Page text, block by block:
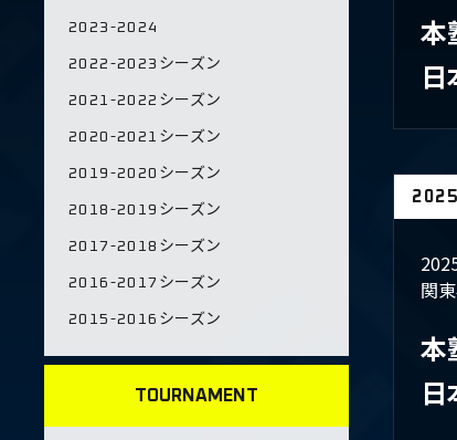
本
関
本
2023-2024
2022-2023シーズン
2021-2022シーズン
2020-2021シーズン
2019-2020シーズン
2018-2019シーズン
2017-2018シーズン
2016-2017シーズン
2015-2016シーズン
TOURNAMENT